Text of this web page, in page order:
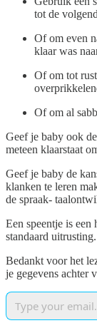
tot de
Of om even
klaar was
Of om tot
Of om al
Geef je baby ook
meteen klaarstaat
Geef je baby de
klanken te leren
de spraak-
Een speentje is
standaard uitrusting.
Bedankt voor het
je gegevens achter